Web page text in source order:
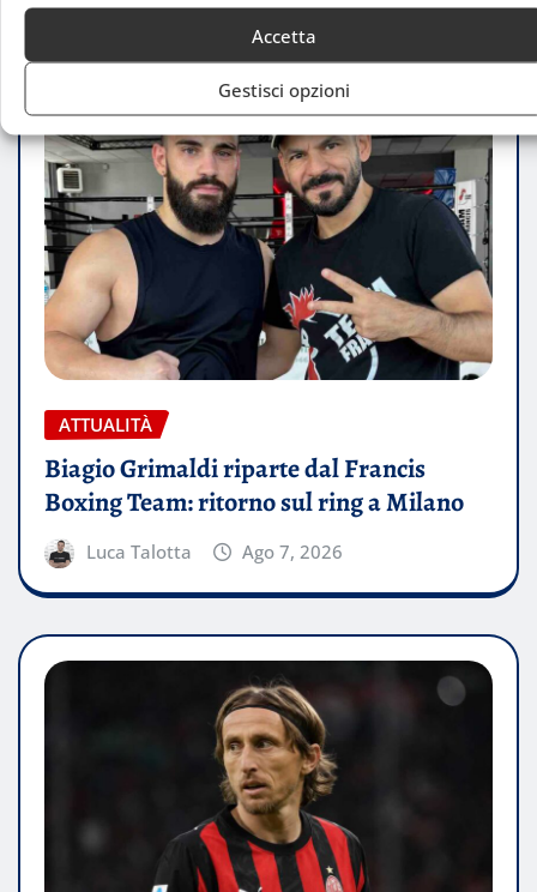
Accetta
Gestisci opzioni
ATTUALITÀ
Biagio Grimaldi riparte dal Francis
Boxing Team: ritorno sul ring a Milano
Luca Talotta Ago 7, 2026